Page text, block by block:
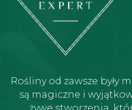
Rośliny od zawsze były
są magiczne i